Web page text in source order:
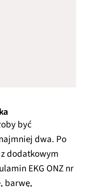
być
dwa. Po
dodatkowym
EKG ONZ nr
barwę,